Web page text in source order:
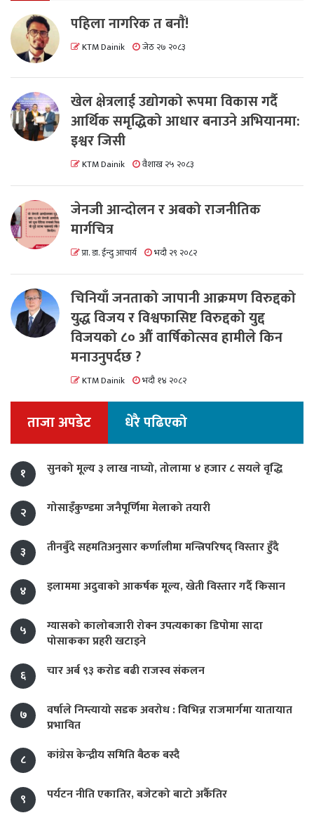
पहिला नागरिक त बनाैं!
KTM Dainik जेठ २७ २०८३
खेल क्षेत्रलाई उद्योगको रूपमा विकास गर्दै
आर्थिक समृद्धिको आधार बनाउने अभियानमा:
इश्वर जिसी
KTM Dainik वैशाख २५ २०८३
जेनजी आन्दोलन र अबको राजनीतिक
मार्गचित्र
प्रा. डा. ईन्दु आचार्य भदौ २९ २०८२
चिनियाँ जनताको जापानी आक्रमण विरुद्दको
युद्ध विजय र विश्वफासिष्ट विरुद्दको युद्द
विजयको ८० औं वार्षिकोत्सव हामीले किन
मनाउनुपर्दछ ?
KTM Dainik भदौ १४ २०८२
ताजा अपडेट धेरै पढिएको
१ सुनको मूल्य ३ लाख नाघ्यो, तोलामा ४ हजार ८ सयले वृद्धि
२ गोसाइँकुण्डमा जनैपूर्णिमा मेलाको तयारी
३ तीनबुँदे सहमतिअनुसार कर्णालीमा मन्त्रिपरिषद् विस्तार हुँदै
४ इलाममा अदुवाको आकर्षक मूल्य, खेती विस्तार गर्दै किसान
५
ग्यासको कालोबजारी रोक्न उपत्यकाका डिपोमा सादा
पोसाकका प्रहरी खटाइने
६
चार अर्ब ९३ करोड बढी राजस्व संकलन
७
वर्षाले निम्त्यायो सडक अवरोध : विभिन्न राजमार्गमा यातायात
प्रभावित
८
कांग्रेस केन्द्रीय समिति बैठक बस्दै
९ पर्यटन नीति एकातिर, बजेटको बाटो अर्कैतिर